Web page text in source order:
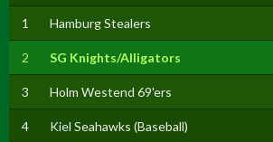
1 Hamburg Stealers
2 SG Knights/Alligators
3 Holm Westend 69'ers
4 Kiel Seahawks (Baseball)